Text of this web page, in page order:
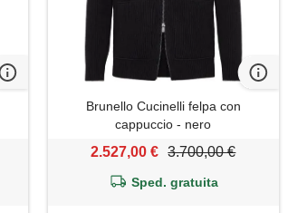
Brunello Cucinelli felpa con
cappuccio - nero
2.527,00 € 3.700,00 €
Sped. gratuita